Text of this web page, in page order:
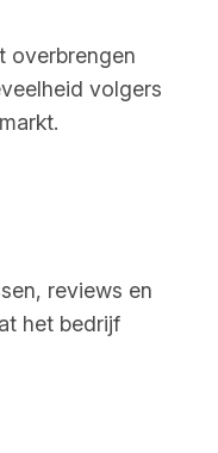
overbrengen
volgers
reviews en
het bedrijf